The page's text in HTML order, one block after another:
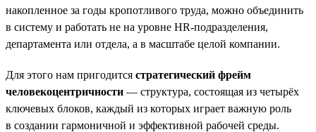
накопленное за годы кропотливого труда, можно объединить
в систему и работать не на уровне HR-подразделения,
департамента или отдела, а в масштабе целой компании.
Для этого нам пригодится стратегический фрейм
человекоцентричности — структура, состоящая из четырёх
ключевых блоков, каждый из которых играет важную роль
в создании гармоничной и эффективной рабочей среды.